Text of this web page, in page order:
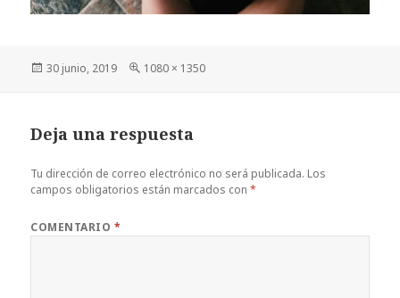
Publicado
30 junio, 2019
Tamaño
1080 × 1350
Deja una respuesta
Tu dirección de correo electrónico no será publicada. Los
campos obligatorios están marcados con*
COMENTARIO *